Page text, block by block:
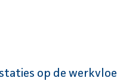
op de